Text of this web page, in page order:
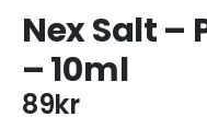
Nex Salt –
– 10ml
89kr